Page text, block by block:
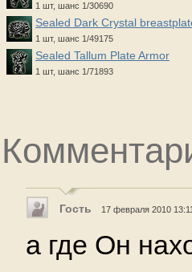
1 шт, шанс 1/30690
Sealed Dark Crystal
1 шт, шанс 1/49175
Sealed Tallum Plate Armor
1 шт, шанс 1/71893
Гость 17 февраля 2010 13:11
а где Oн